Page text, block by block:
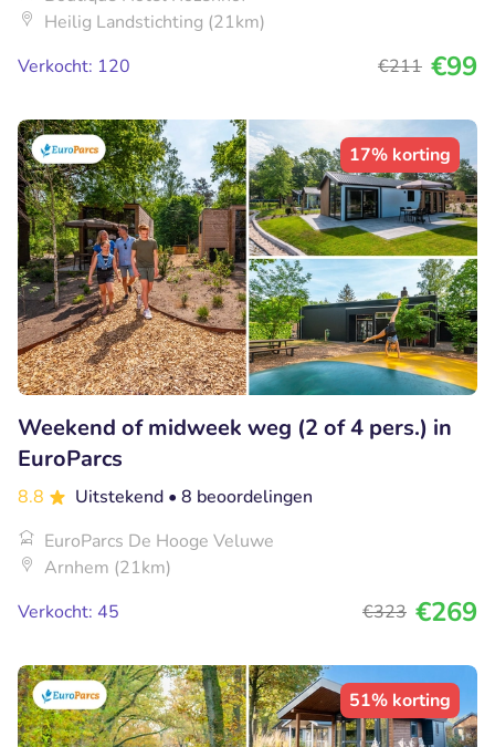
Heilig Landstichting (21km)
Verkocht: 120
€211 €99
17% korting
Weekend of midweek weg (2 of 4 pers.) in
EuroParcs
8.8 Uitstekend • 8 beoordelingen
EuroParcs De Hooge Veluwe
Arnhem (21km)
Verkocht: 45
€323 €269
51% korting